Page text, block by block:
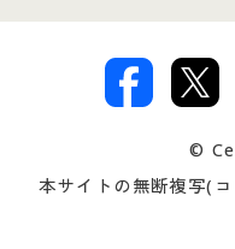
著作権・商標について
プレゼント＆キャンペーン
交換・返品は
ついて
©
本サイトの無断複写(